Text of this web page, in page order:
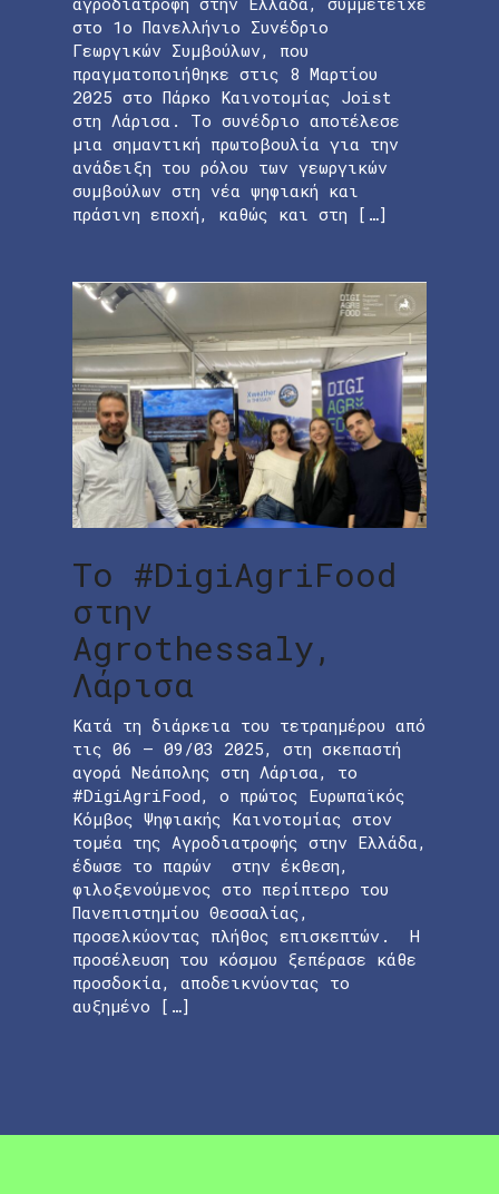
στο 1ο Πανελλήνιο Συνέδριο
Γεωργικών Συμβούλων, που
πραγματοποιήθηκε στις 8 Μαρτίου
2025 στο Πάρκο Καινοτομίας Joist
στη Λάρισα. Το συνέδριο αποτέλεσε
μια σημαντική πρωτοβουλία για την
ανάδειξη του ρόλου των γεωργικών
συμβούλων στη νέα ψηφιακή και
πράσινη εποχή, καθώς και στη […]
Το #DigiAgriFood
στην
Agrothessaly,
Λάρισα
Κατά τη διάρκεια του τετραημέρου από
τις 06 – 09/03 2025, στη σκεπαστή
αγορά Νεάπολης στη Λάρισα, το
#DigiAgriFood, o πρώτος Ευρωπαϊκός
Κόμβος Ψηφιακής Καινοτομίας στον
τομέα της Αγροδιατροφής στην Ελλάδα,
έδωσε το παρών στην έκθεση,
φιλοξενούμενος στο περίπτερο του
Πανεπιστημίου Θεσσαλίας,
προσελκύοντας πλήθος επισκεπτών. Η
προσέλευση του κόσμου ξεπέρασε κάθε
προσδοκία, αποδεικνύοντας το
αυξημένο […]